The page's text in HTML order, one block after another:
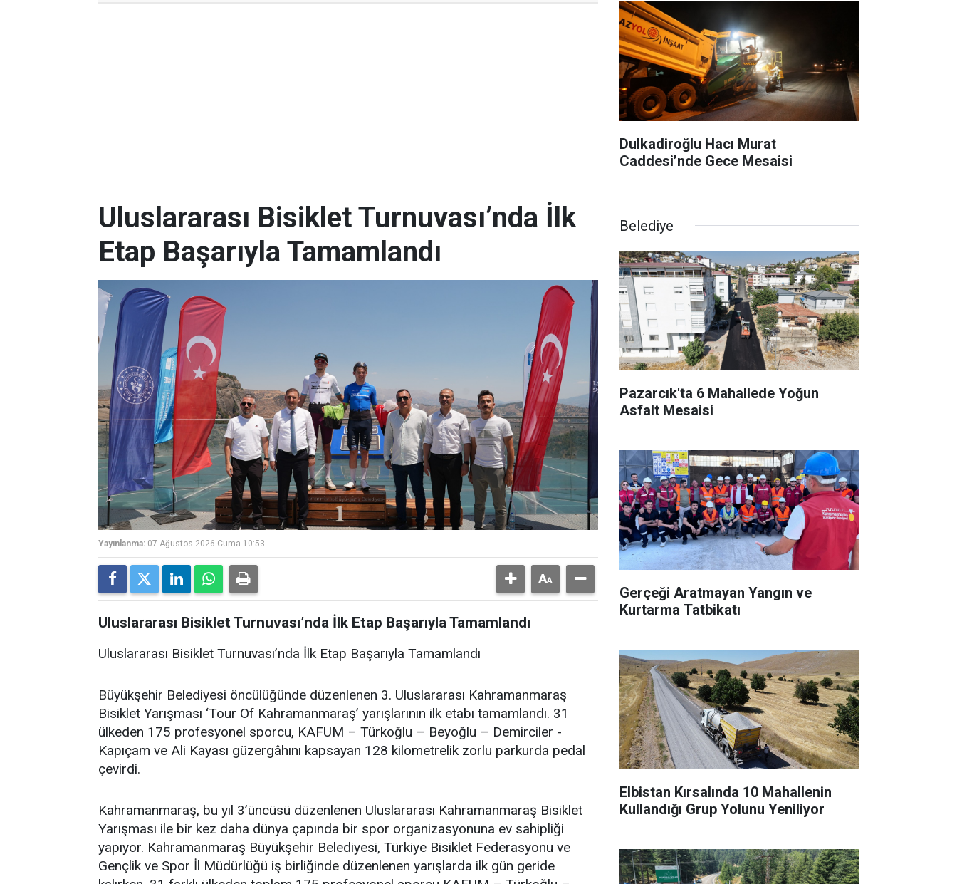
Dulkadiroğlu Hacı Murat
Caddesi’nde Gece Mesaisi
Uluslararası Bisiklet Turnuvası’nda İlk
Etap Başarıyla Tamamlandı
Yayınlanma: 07 Ağustos 2026 Cuma 10:53
Uluslararası Bisiklet Turnuvası’nda İlk Etap Başarıyla Tamamlandı
Uluslararası Bisiklet Turnuvası’nda İlk Etap Başarıyla Tamamlandı
Büyükşehir Belediyesi öncülüğünde düzenlenen 3. Uluslararası Kahramanmaraş
Bisiklet Yarışması ‘Tour Of Kahramanmaraş’ yarışlarının ilk etabı tamamlandı. 31
ülkeden 175 profesyonel sporcu, KAFUM – Türkoğlu – Beyoğlu – Demirciler -
Kapıçam ve Ali Kayası güzergâhını kapsayan 128 kilometrelik zorlu parkurda pedal
çevirdi.
Kahramanmaraş, bu yıl 3’üncüsü düzenlenen Uluslararası Kahramanmaraş Bisiklet
Yarışması ile bir kez daha dünya çapında bir spor organizasyonuna ev sahipliği
yapıyor. Kahramanmaraş Büyükşehir Belediyesi, Türkiye Bisiklet Federasyonu ve
Gençlik ve Spor İl Müdürlüğü iş birliğinde düzenlenen yarışlarda ilk gün geride
Belediye
Pazarcık'ta 6 Mahallede Yoğun
Asfalt Mesaisi
Gerçeği Aratmayan Yangın ve
Kurtarma Tatbikatı
Elbistan Kırsalında 10 Mahallenin
Kullandığı Grup Yolunu Yeniliyor